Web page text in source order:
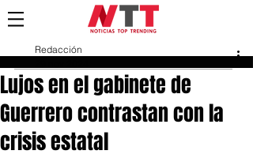
Lujos en el gabinete de
Guerrero contrastan con la
crisis estatal
Redacción